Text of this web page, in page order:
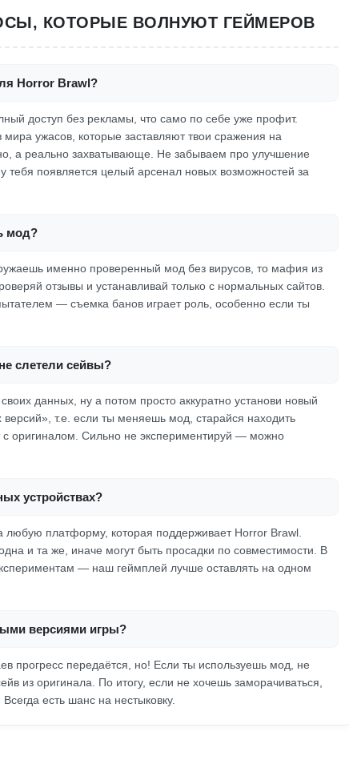
КОТОРЫЕ ВОЛНУЮТ ГЕЙМЕРОВ
Horror Brawl?
доступ без рекламы, что само по себе уже профит.
ужасов, которые заставляют твои сражения на
а реально захватывающе. Не забываем про улучшение
тебя появляется целый арсенал новых возможностей за
мод?
именно проверенный мод без вирусов, то мафия из
отзывы и устанавливай только с нормальных сайтов.
— съемка банов играет роль, особенно если ты
слетели сейвы?
данных, ну а потом просто аккуратно установи новый
т.е. если ты меняешь мод, старайся находить
оригиналом. Сильно не экспериментируй — можно
устройствах?
любую платформу, которая поддерживает Horror Brawl.
и та же, иначе могут быть просадки по совместимости. В
— наш геймплей лучше оставлять на одном
версиями игры?
прогресс передаётся, но! Если ты используешь мод, не
из оригинала. По итогу, если не хочешь заморачиваться,
есть шанс на нестыковку.